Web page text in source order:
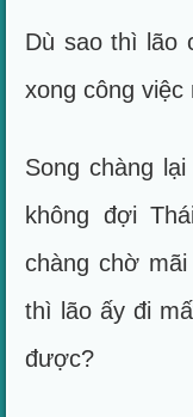
Dù sao thì lão
xong công
Song chàng
không đợi
chàng chờ
thì lão ấy đi
được?